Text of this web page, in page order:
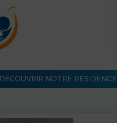
DÉCOUVRIR NOTRE RÉSIDENCE